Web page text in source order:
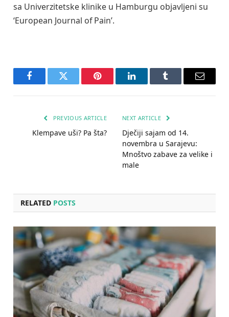
sa Univerzitetske klinike u Hamburgu objavljeni su
‘European Journal of Pain’.
FacebookTwitter Pinterest LinkedInTumblr Email
PREVIOUS ARTICLE
Klempave uši? Pa šta?
NEXT ARTICLE
Dječiji sajam od 14.
novembra u Sarajevu:
Mnoštvo zabave za velike i
male
RELATED POSTS